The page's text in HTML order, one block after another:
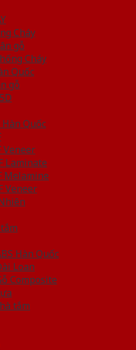
Cháy
gỗ
Cháy
Quốc
gỗ
Hàn Quốc
Veneer
Laminate
Melamine
Veneer
Hàn Quốc
Loan
Composite
tắm